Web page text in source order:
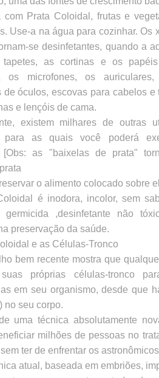
com Prata Coloidal, frutas e
Use-a na água para cozinhar. Os
se desinfetantes, quando a
as cortinas e os
os microfones, os
de óculos, escovas para cabelos e
e lençóis de cama.
existem milhares de outras
para as quais você poderá
[Obs: as "baixelas de prata"
o alimento colocado sobre
é inodora, incolor, sem
germicida ,desinfetante não
preservação da saúde.
e as Células-Tronco
bem recente mostra que
próprias células-tronco
em seu organismo, desde que
no seu corpo.
uma técnica absolutamente
milhões de pessoas no
ter de enfrentar os
atual, baseada em embriões,